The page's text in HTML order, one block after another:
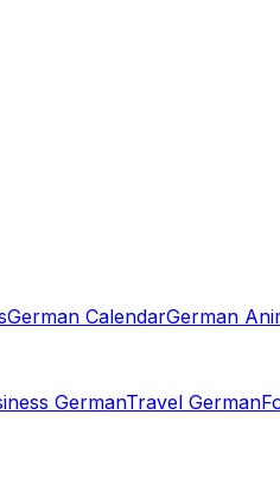
German CalendarGerman
GermanTravel German